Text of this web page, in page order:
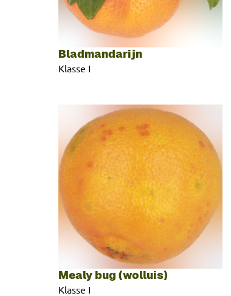
Bladmandarijn
Klasse I
Mealy bug (wolluis)
Klasse I